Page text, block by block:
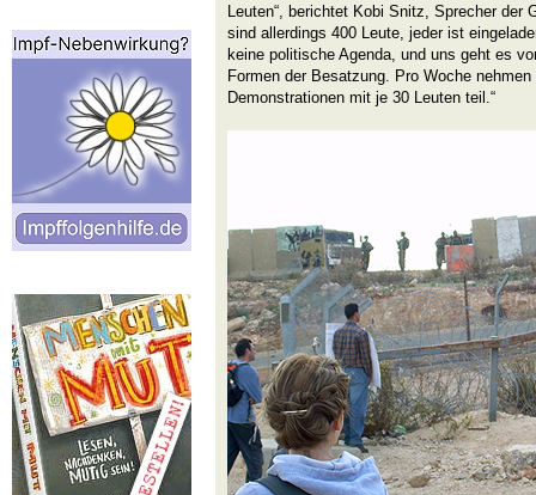
Leuten“, berichtet Kobi Snitz, Sprecher der
sind allerdings 400 Leute, jeder ist
keine politische Agenda, und uns geht es
Formen der Besatzung. Pro Woche
Demonstrationen mit je 30 Leuten teil.“